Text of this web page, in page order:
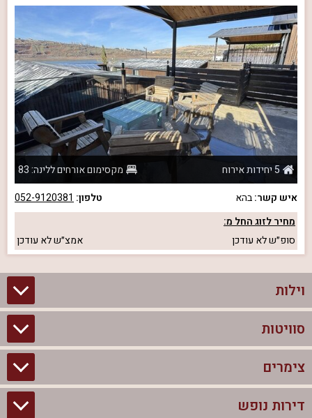
5 יחידות אירוח
מקסימום אורחים ללינה: 83
איש קשר:בהא טלפון: 052-9120381
מחיר לזוג החל מ:
סופ״שלא עודכן אמצ״שלא עודכן
וילות
וילות בצפון
וילות להשכרה
סוויטות
סוויטות בצפון
צימרים לזוגות עם בריכה פרטית
צימרים
צימרים בצפון
דירות נופש